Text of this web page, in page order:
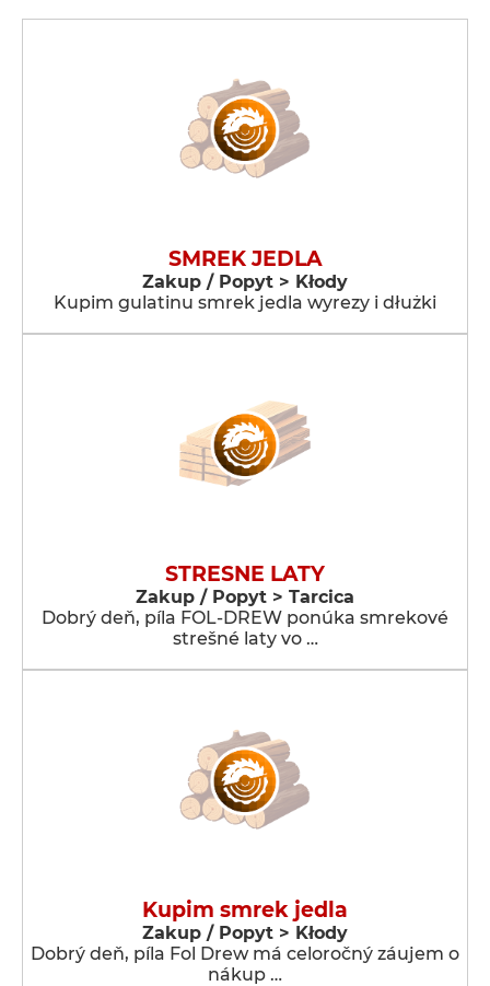
SMREK JEDLA
Zakup / Popyt > Kłody
Kupim gulatinu smrek jedla wyrezy i dłużki
STRESNE LATY
Zakup / Popyt > Tarcica
Dobrý deň, píla FOL-DREW ponúka smrekové
strešné laty vo …
Kupim smrek jedla
Zakup / Popyt > Kłody
Dobrý deň, píla Fol Drew má celoročný záujem o
nákup …